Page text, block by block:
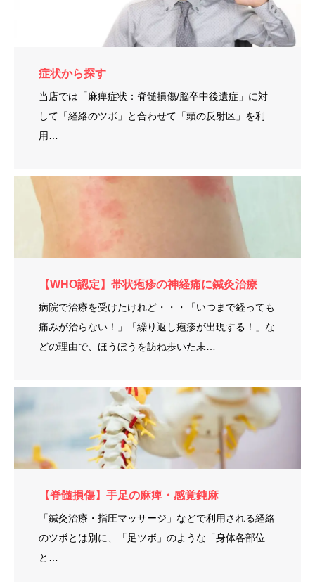
症状から探す
当店では「麻痺症状：脊髄損傷/脳卒中後遺症」に対
して「経絡のツボ」と合わせて「頭の反射区」を利
用…
【WHO認定】帯状疱疹の神経痛に鍼灸治療
病院で治療を受けたけれど・・・「いつまで経っても
痛みが治らない！」「繰り返し疱疹が出現する！」な
どの理由で、ほうぼうを訪ね歩いた末…
【脊髄損傷】手足の麻痺・感覚鈍麻
「鍼灸治療・指圧マッサージ」などで利用される経絡
のツボとは別に、「足ツボ」のような「身体各部位
と…